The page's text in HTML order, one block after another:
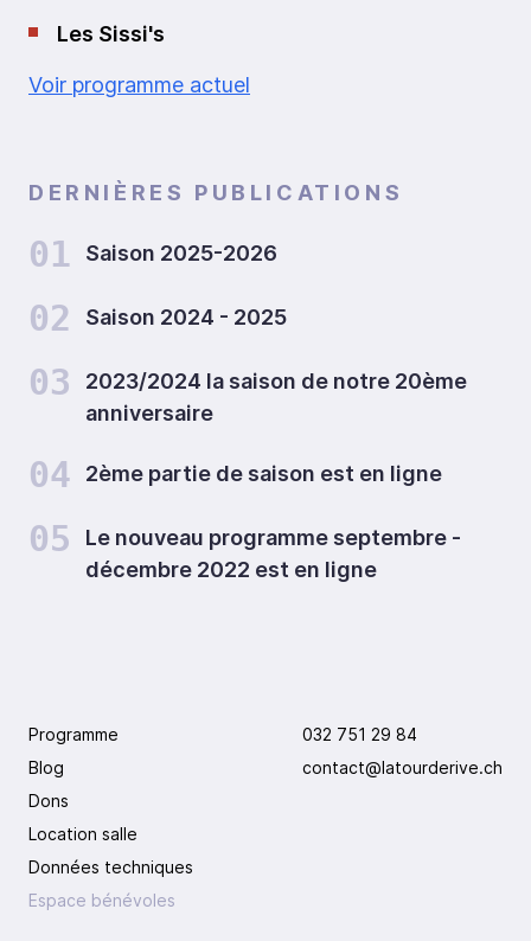
Les Sissi's
Voir programme actuel
DERNIÈRES PUBLICATIONS
01 Saison 2025-2026
02 Saison 2024 - 2025
03
2023/2024 la saison de notre 20ème
anniversaire
04 2ème partie de saison est en ligne
05
Le nouveau programme septembre -
décembre 2022 est en ligne
Programme
Blog
Dons
Location salle
Données techniques
Espace bénévoles
032 751 29 84
contact@latourderive.ch